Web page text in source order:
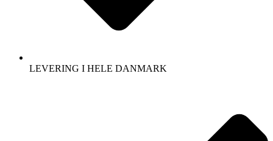
LEVERING I HELE DANMARK